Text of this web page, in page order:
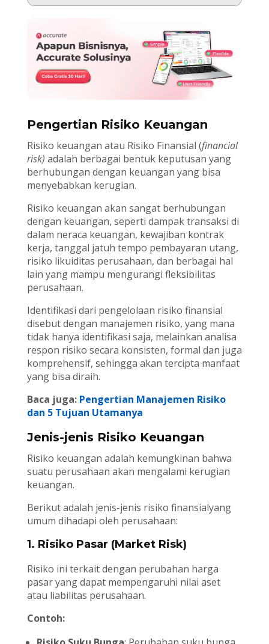
Pengertian Risiko Keuangan
Risiko keuangan atau Risiko Finansial (financial
risk) adalah berbagai bentuk keputusan yang
berhubungan dengan keuangan yang bisa
menyebabkan kerugian.
Risiko keuangan akan sangat berhubungan
dengan keuangan, seperti dampak transaksi di
dalam neraca keuangan, kewajiban kontrak
kerja, tanggal jatuh tempo pembayaran utang,
risiko likuiditas perusahaan, dan berbagai hal
lain yang mampu mengurangi fleksibilitas
perusahaan.
Identifikasi dari pengelolaan risiko finansial
disebut dengan manajemen risiko, yang mana
tidak hanya identifikasi saja, melainkan analisa
respon risiko secara konsisten, formal dan juga
komprehensif, sehingga akan tercipta manfaat
yang bisa diraih.
Baca juga: Pengertian Manajemen Risiko
dan 5 Tujuan Utamanya
Jenis-jenis Risiko Keuangan
Risiko keuangan adalah kemungkinan bahwa
suatu perusahaan akan mengalami kerugian
keuangan.
Berikut adalah jenis-jenis risiko finansialyang
umum dihadapi oleh perusahaan:
1. Risiko Pasar (Market Risk)
Risiko ini terkait dengan perubahan harga
pasar yang dapat mempengaruhi nilai aset
atau liabilitas perusahaan.
Contoh: